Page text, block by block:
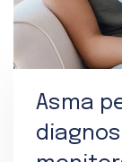
Asma